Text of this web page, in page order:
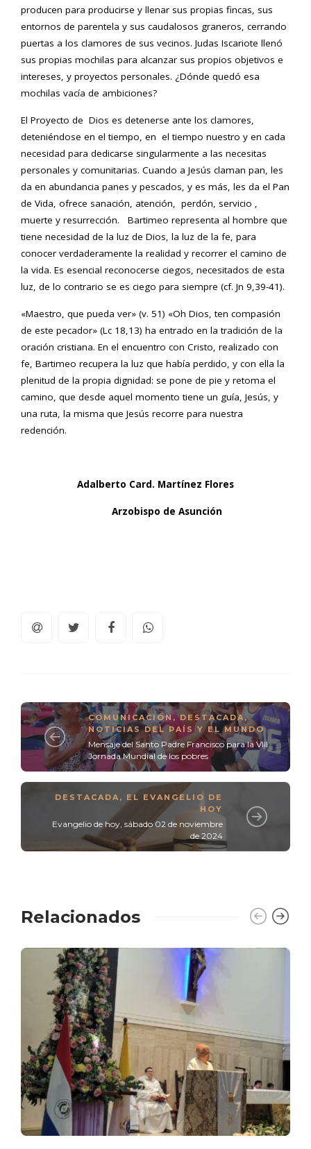
producen para producirse y llenar sus propias fincas, sus
entornos de parentela y sus caudalosos graneros, cerrando
puertas a los clamores de sus vecinos. Judas Iscariote llenó
sus propias mochilas para alcanzar sus propios objetivos e
intereses, y proyectos personales. ¿Dónde quedó esa
mochilas vacía de ambiciones?
El Proyecto de Dios es detenerse ante los clamores,
deteniéndose en el tiempo, en el tiempo nuestro y en cada
necesidad para dedicarse singularmente a las necesitas
personales y comunitarias. Cuando a Jesús claman pan, les
da en abundancia panes y pescados, y es más, les da el Pan
de Vida, ofrece sanación, atención, perdón, servicio ,
muerte y resurrección. Bartimeo representa al hombre que
tiene necesidad de la luz de Dios, la luz de la fe, para
conocer verdaderamente la realidad y recorrer el camino de
la vida. Es esencial reconocerse ciegos, necesitados de esta
luz, de lo contrario se es ciego para siempre (cf. Jn 9,39-41).
«Maestro, que pueda ver» (v. 51) «Oh Dios, ten compasión
de este pecador» (Lc 18,13) ha entrado en la tradición de la
oración cristiana. En el encuentro con Cristo, realizado con
fe, Bartimeo recupera la luz que había perdido, y con ella la
plenitud de la propia dignidad: se pone de pie y retoma el
camino, que desde aquel momento tiene un guía, Jesús, y
una ruta, la misma que Jesús recorre para nuestra
redención.
Adalberto Card. Martínez Flores
Arzobispo de Asunción
COMUNICACIÓN,DESTACADA ,
NOTICIAS DEL PAÍS Y EL MUNDO
Mensaje del Santo Padre Francisco para la VIII
Jornada Mundial de los pobres
DESTACADA , EL EVANGELIO DE
HOY
Evangelio de hoy, sábado 02 de noviembre
de 2024
Relacionados